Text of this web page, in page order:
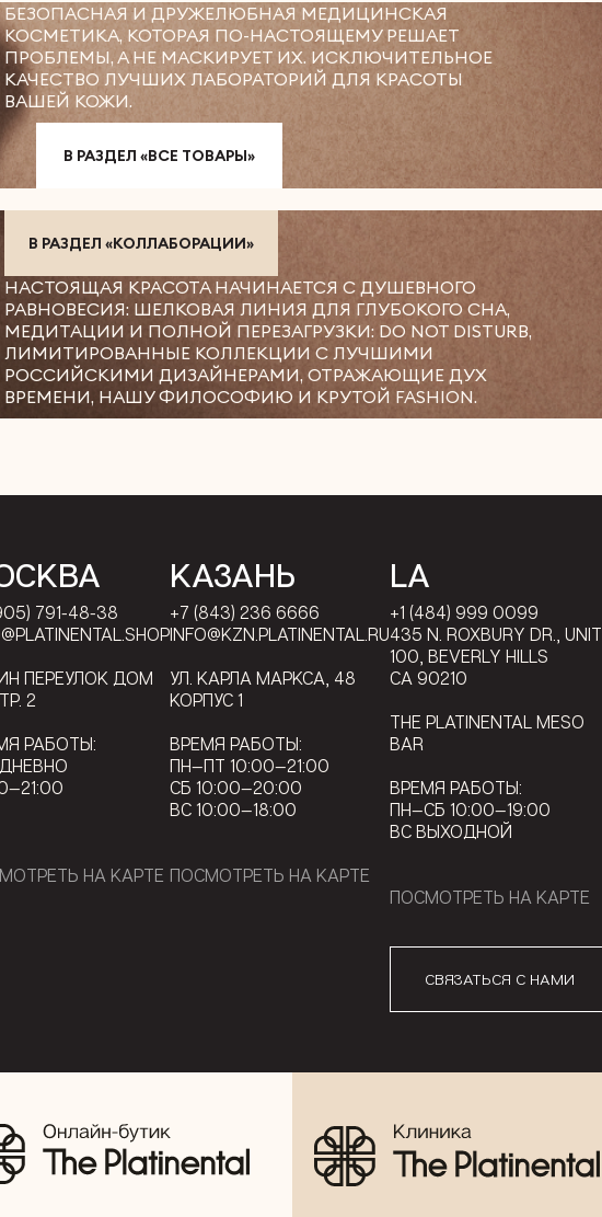
БЕЗОПАСНАЯ И ДРУЖЕЛЮБНАЯ МЕДИЦИНСКАЯ
КОСМЕТИКА, КОТОРАЯ ПО-НАСТОЯЩЕМУ РЕШАЕТ
ПРОБЛЕМЫ, А НЕ МАСКИРУЕТ ИХ. ИСКЛЮЧИТЕЛЬНОЕ
КАЧЕСТВО ЛУЧШИХ ЛАБОРАТОРИЙ ДЛЯ КРАСОТЫ
ВАШЕЙ КОЖИ.
В РАЗДЕЛ «ВСЕ ТОВАРЫ»
В РАЗДЕЛ «КОЛЛАБОРАЦИИ»
НАСТОЯЩАЯ КРАСОТА НАЧИНАЕТСЯ С ДУШЕВНОГО
РАВНОВЕСИЯ: ШЕЛКОВАЯ ЛИНИЯ ДЛЯ ГЛУБОКОГО СНА,
МЕДИТАЦИИ И ПОЛНОЙ ПЕРЕЗАГРУЗКИ: DO NOT DISTURB,
ЛИМИТИРОВАННЫЕ КОЛЛЕКЦИИ С ЛУЧШИМИ
РОССИЙСКИМИ ДИЗАЙНЕРАМИ, ОТРАЖАЮЩИЕ ДУХ
ВРЕМЕНИ, НАШУ ФИЛОСОФИЮ И КРУТОЙ FASHION.
791-48-38
ПЕРЕУЛОК ДОМ
2
РАБОТЫ:
НА КАРТЕ
КАЗАНЬ
+7 (843) 236 6666
INFO@KZN.PLATINENTAL.RU
УЛ. КАРЛА МАРКСА, 48
КОРПУС 1
ВРЕМЯ РАБОТЫ:
ПН—ПТ 10:00—21:00
СБ 10:00—20:00
ВС 10:00—18:00
ПОСМОТРЕТЬ НА КАРТЕ
LA
+1 (484) 999 0099
435 N. ROXBURY DR., UNIT
100, BEVERLY HILLS
CA 90210
THE PLATINENTAL MESO
BAR
ВРЕМЯ РАБОТЫ:
ПН—СБ 10:00—19:00
ВС ВЫХОДНОЙ
ПОСМОТРЕТЬ НА КАРТЕ
СВЯЗАТЬСЯ С НАМИ